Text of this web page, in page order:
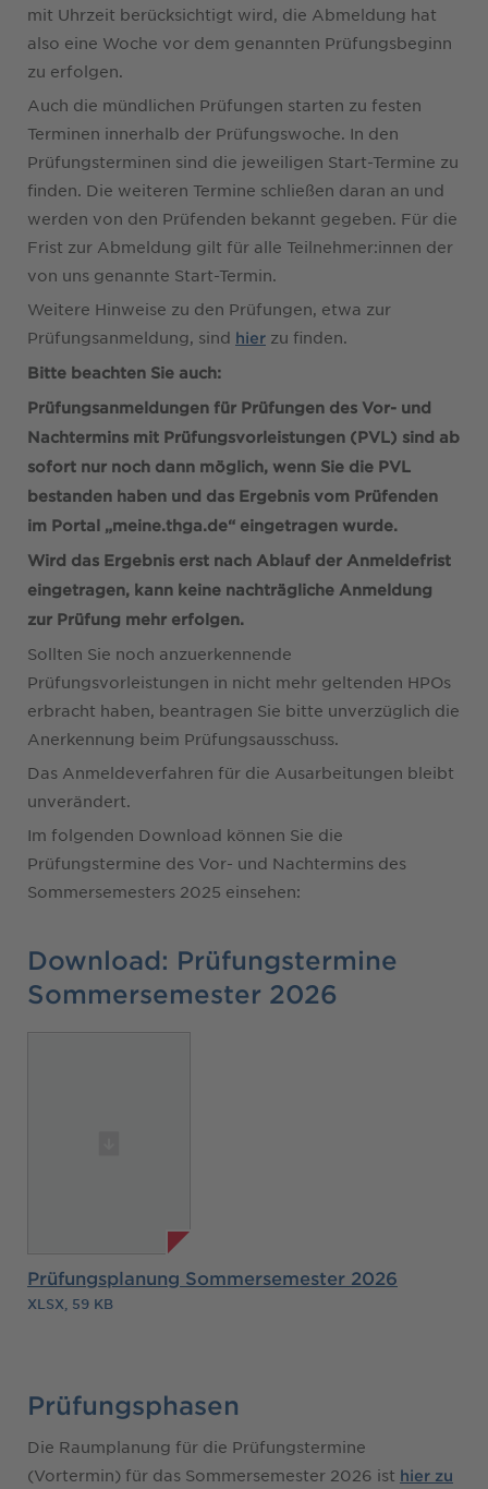
mit Uhrzeit berücksichtigt wird, die Abmeldung hat
also eine Woche vor dem genannten Prüfungsbeginn
zu erfolgen.
Auch die mündlichen Prüfungen starten zu festen
Terminen innerhalb der Prüfungswoche. In den
Prüfungsterminen sind die jeweiligen Start-Termine zu
finden. Die weiteren Termine schließen daran an und
werden von den Prüfenden bekannt gegeben. Für die
Frist zur Abmeldung gilt für alle Teilnehmer:innen der
von uns genannte Start-Termin.
Weitere Hinweise zu den Prüfungen, etwa zur
Prüfungsanmeldung, sind hier zu finden.
Bitte beachten Sie auch:
Prüfungsanmeldungen für Prüfungen des Vor- und
Nachtermins mit Prüfungsvorleistungen (PVL) sind ab
sofort nur noch dann möglich, wenn Sie die PVL
bestanden haben und das Ergebnis vom Prüfenden
im Portal „meine.thga.de“ eingetragen wurde.
Wird das Ergebnis erst nach Ablauf der Anmeldefrist
eingetragen, kann keine nachträgliche Anmeldung
zur Prüfung mehr erfolgen.
Sollten Sie noch anzuerkennende
Prüfungsvorleistungen in nicht mehr geltenden HPOs
erbracht haben, beantragen Sie bitte unverzüglich die
Anerkennung beim Prüfungsausschuss.
Das Anmeldeverfahren für die Ausarbeitungen bleibt
unverändert.
Im folgenden Download können Sie die
Prüfungstermine des Vor- und Nachtermins des
Sommersemesters 2025 einsehen:
Download: Prüfungstermine
Sommersemester 2026
Prüfungsplanung Sommersemester 2026
XLSX, 59 KB
Prüfungsphasen
Die Raumplanung für die Prüfungstermine
(Vortermin) für das Sommersemester 2026 ist hier zu